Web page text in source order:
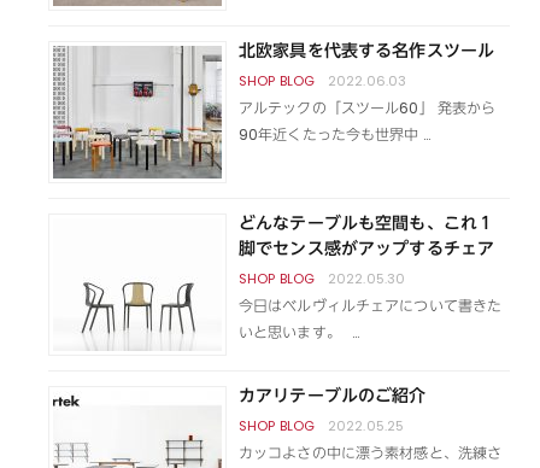
北欧家具を代表する名作スツール
2022.06.03
アルテックの「スツール60」 発表から
90年近くたった今も世界中 …
どんなテーブルも空間も、これ１
脚でセンス感がアップするチェア
2022.05.30
今日はベルヴィルチェアについて書きた
いと思います。 …
カアリテーブルのご紹介
2022.05.25
カッコよさの中に漂う素材感と、洗練さ